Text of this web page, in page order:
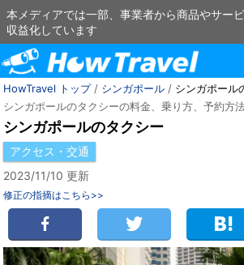
本メディアでは一部、事業者から商品やサー
収益化しています
HowTravel トップ/ シンガポール / シンガポール
シンガポールのタクシーの料金、乗り方、予約方
シンガポールのタクシー
アクセス・交通
2023/11/10 更新
修正の指摘はこちら>>